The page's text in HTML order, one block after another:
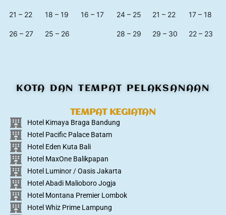
21 – 22 18 – 19 16 – 17 24 – 25 21 – 22 17 – 18
26 – 27 25 – 26 28 – 29 29 – 30 22 – 23
KOTA DAN TEMPAT PELAKSANAAN
TEMPAT KEGIATAN
Hotel Kimaya Braga Bandung
Hotel Pacific Palace Batam
Hotel Eden Kuta Bali
Hotel MaxOne Balikpapan
Hotel Luminor / Oasis Jakarta
Hotel Abadi Malioboro Jogja
Hotel Montana Premier Lombok
Hotel Whiz Prime Lampung